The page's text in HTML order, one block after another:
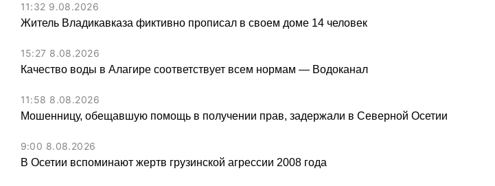
11:32 9.08.2026
Житель Владикавказа фиктивно прописал в своем доме 14 человек
15:27 8.08.2026
Качество воды в Алагире соответствует всем нормам — Водоканал
11:58 8.08.2026
Мошенницу, обещавшую помощь в получении прав, задержали в Северной Осетии
9:00 8.08.2026
В Осетии вспоминают жертв грузинской агрессии 2008 года